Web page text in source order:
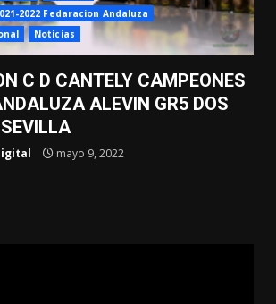
2022 Fedaracion Andaluza
Noticias
C D CANTELY CAMPEONES
ALEVIN GR5 DOS
mayo 9, 2022